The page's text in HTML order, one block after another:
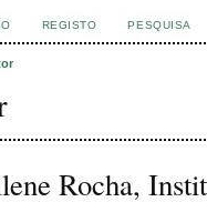
REGISTO PESQUISA
Rocha,